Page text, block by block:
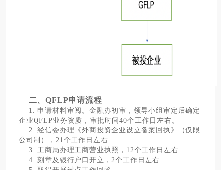
二、QFLP申请流程
1. 申请材料审阅。金融办初审，领导小组审定后确定
企业QFLP业务资质，审批时间40个工作日左右。
2. 经信委办理《外商投资企业设立备案回执》（仅限
公司制），21个工作日左右
3. 工商局办理工商营业执照，12个工作日左右
4. 刻章及银行户口开立，2个工作日左右